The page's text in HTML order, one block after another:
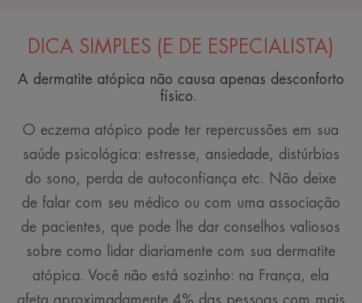
DICA SIMPLES (E DE ESPECIALISTA)
A dermatite atópica não causa apenas desconforto
físico.
O eczema atópico pode ter repercussões em sua
saúde psicológica: estresse, ansiedade, distúrbios
do sono, perda de autoconfiança etc. Não deixe
de falar com seu médico ou com uma associação
de pacientes, que pode lhe dar conselhos valiosos
sobre como lidar diariamente com sua dermatite
atópica. Você não está sozinho: na França, ela
afeta aproximadamente 4% das pessoas com mais